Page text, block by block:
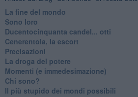
La fine del mondo
Sono loro
Ducentocinquanta candel... otti
Cenerentola, la escort
Precisazioni
La droga del potere
Momenti (e immedesimazione)
Chi sono?
Il più stupido dei mondi possibili